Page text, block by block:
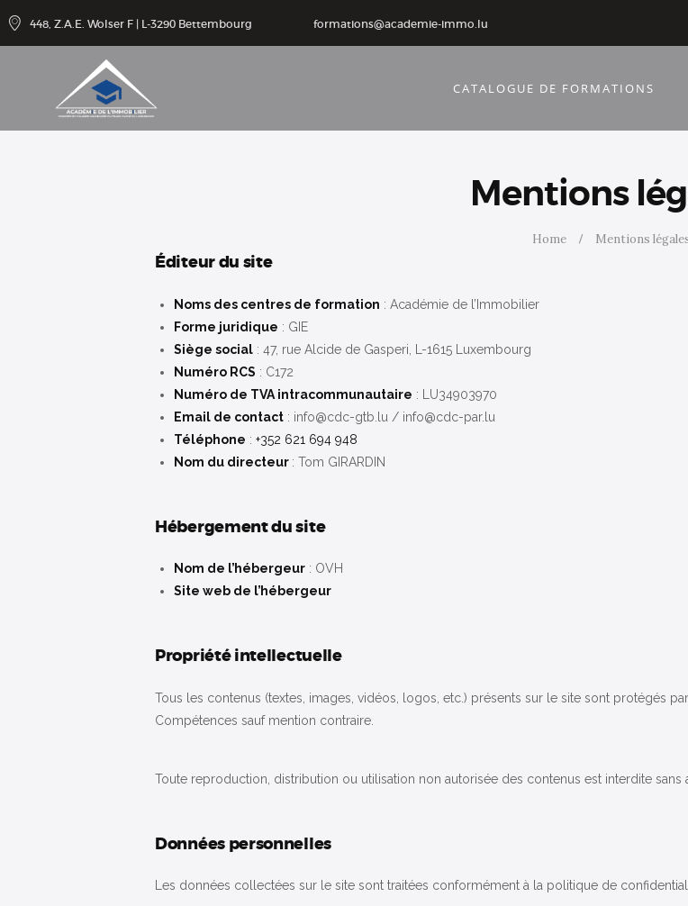
448, Z.A.E. Wolser F | L-3290 Bettembourg formations@academie-immo.lu
CATALOGUE DE FORMATIONS
Mentions
Home Mentions
Catalogu
e de
formatio
ns
Éditeur du site
Noms des centres de formation : Académie de l’Immobilier
Forme juridique : GIE
Siège social : 47, rue Alcide de Gasperi, L-1615 Luxembourg
Numéro RCS : C172
Numéro de TVA intracommunautaire : LU34903970
Email de contact : info@cdc-gtb.lu / info@cdc-par.lu
Téléphone : +352 621 694 948
Nom du directeur : Tom GIRARDIN
Hébergement du site
Nom de l’hébergeur : OVH
Site web de l’hébergeur
Propriété intellectuelle
Tous les contenus (textes, images, vidéos, logos, etc.) présents sur le site sont protégés
Compétences sauf mention contraire.
Toute reproduction, distribution ou utilisation non autorisée des contenus est interdite sans
Données personnelles
Les données collectées sur le site sont traitées conformément à la politique de